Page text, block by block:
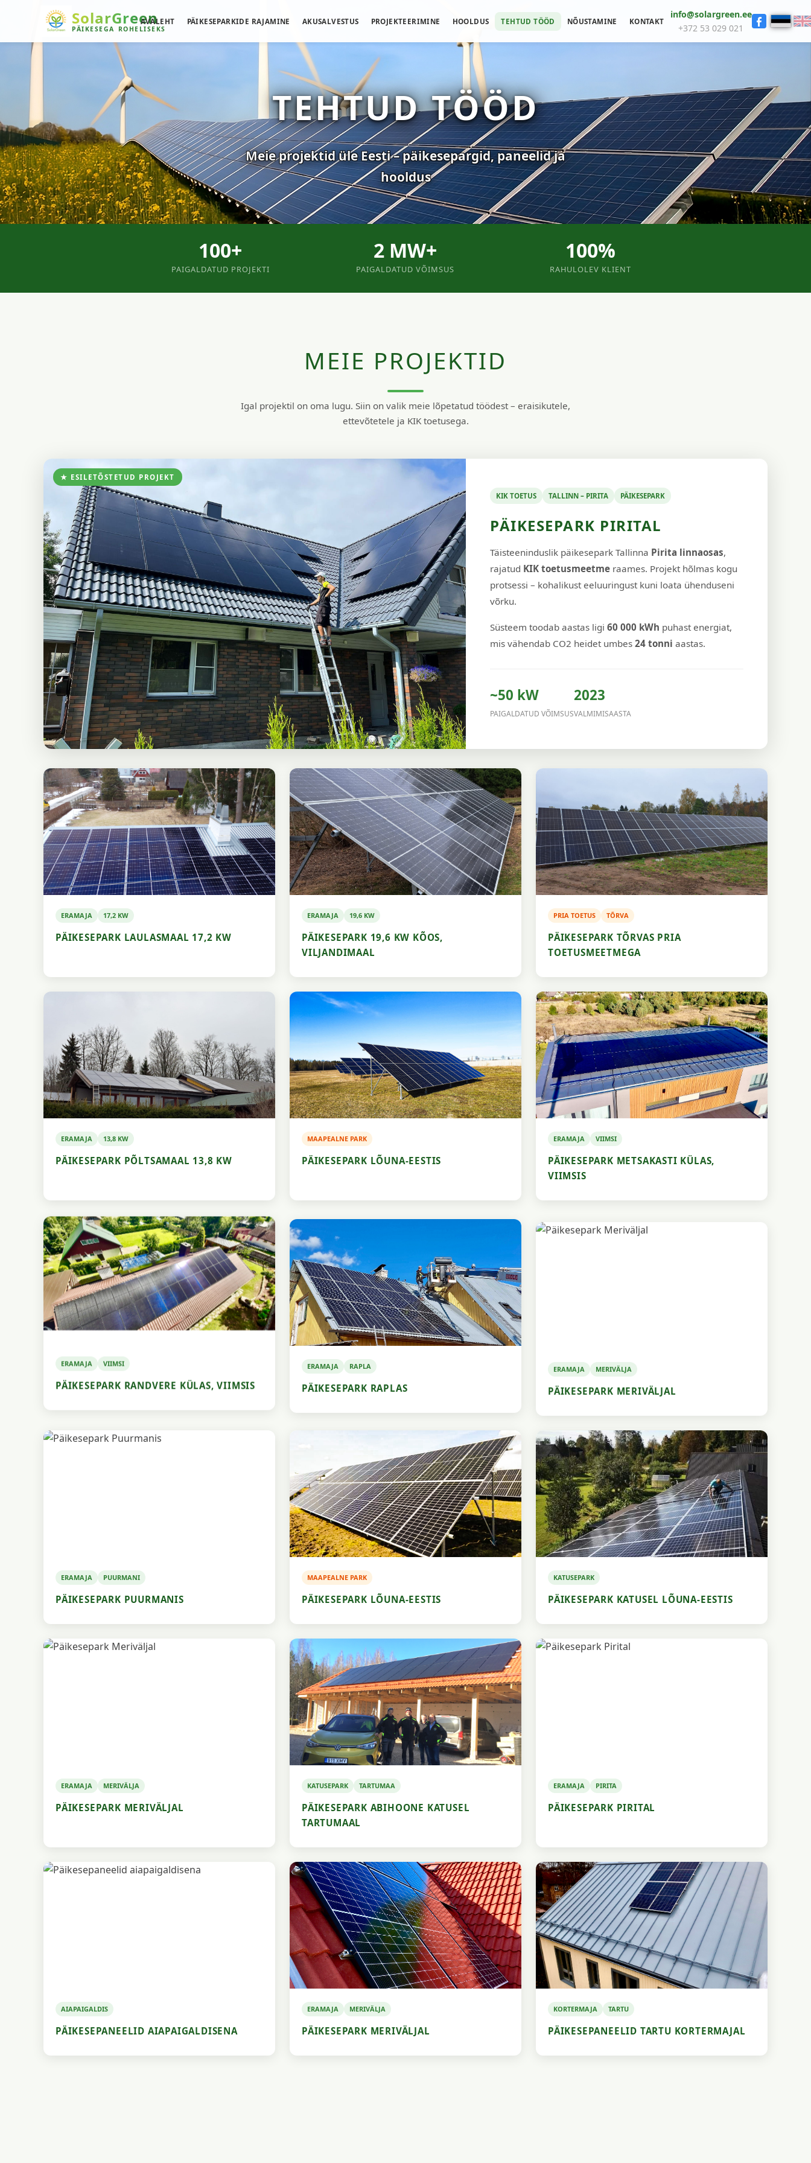
SolarGreen
PÄIKESEGA ROHELISEKS
AVALEHT PÄIKESEPARKIDE RAJAMINE AKUSALVESTUS PROJEKTEERIMINE HOOLDUS TEHTUD TÖÖD NÕUSTAMINE KONTAKT
info@solargreen.ee
+372 53 029 021
TEHTUD TÖÖD
Meie projektid üle Eesti – päikesepargid, paneelid ja
hooldus
100+
PAIGALDATUD PROJEKTI
2 MW+
PAIGALDATUD VÕIMSUS
100%
RAHULOLEV KLIENT
MEIE PROJEKTID
Igal projektil on oma lugu. Siin on valik meie lõpetatud töödest – eraisikutele,
ettevõtetele ja KIK toetusega.
★ ESILETÕSTETUD PROJEKT
KIK TOETUS TALLINN – PIRITA PÄIKESEPARK
PÄIKESEPARK PIRITAL
Täisteeninduslik päikesepark Tallinna Pirita linnaosas,
rajatud KIK toetusmeetme raames. Projekt hõlmas kogu
protsessi – kohalikust eeluuringust kuni loata ühenduseni
võrku.
Süsteem toodab aastas ligi 60 000 kWh puhast energiat,
mis vähendab CO2 heidet umbes 24 tonni aastas.
~50 kW
PAIGALDATUD VÕIMSUS
2023
VALMIMISAASTA
ERAMAJA 17,2 KW
PÄIKESEPARK LAULASMAAL 17,2 KW
ERAMAJA 19,6 KW
PÄIKESEPARK 19,6 KW KÕOS,
VILJANDIMAAL
PRIA TOETUS TÕRVA
PÄIKESEPARK TÕRVAS PRIA
TOETUSMEETMEGA
ERAMAJA 13,8 KW
PÄIKESEPARK PÕLTSAMAAL 13,8 KW
MAAPEALNE PARK
PÄIKESEPARK LÕUNA-EESTIS
ERAMAJA VIIMSI
PÄIKESEPARK METSAKASTI KÜLAS,
VIIMSIS
ERAMAJA VIIMSI
PÄIKESEPARK RANDVERE KÜLAS, VIIMSIS
ERAMAJA RAPLA
PÄIKESEPARK RAPLAS PÄIKESEPARK MERIVÄLJAL
PÄIKESEPARK PUURMANIS
MAAPEALNE PARK
PÄIKESEPARK LÕUNA-EESTIS PÄIKESEPARK KATUSEL LÕUNA-EESTIS
PÄIKESEPARK MERIVÄLJAL
PÄIKESEPARK ABIHOONE KATUSEL
PÄIKESEPARK PIRITAL
PÄIKESEPANEELID AIAPAIGALDISENA PÄIKESEPARK MERIVÄLJAL PÄIKESEPANEELID TARTU KORTERMAJAL